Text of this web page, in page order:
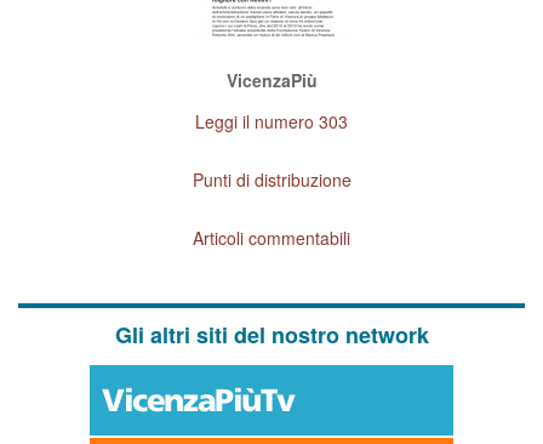
VicenzaPiù
Leggi il numero 303
Punti di distribuzione
Articoli commentabili
Gli altri siti del nostro network